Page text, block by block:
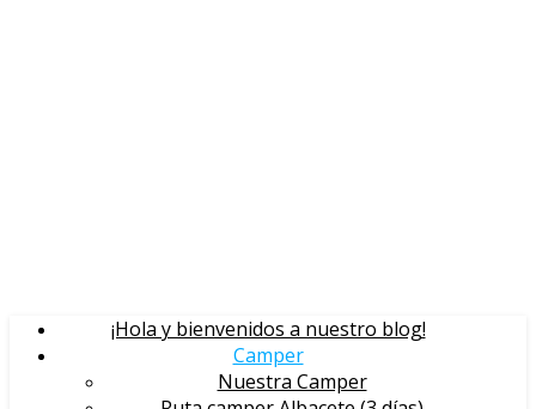
¡Hola y bienvenidos a nuestro blog!
Camper
Nuestra Camper